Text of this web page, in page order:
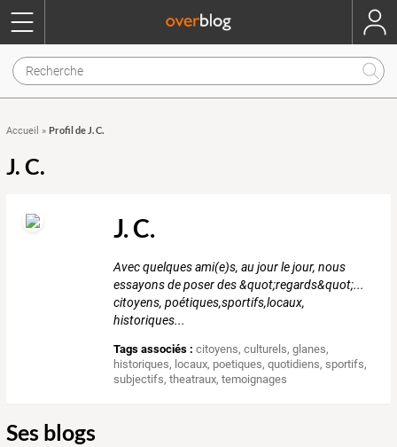
Accueil » Profil de J. C.
J. C.
J. C.
Avec quelques ami(e)s, au jour le jour, nous
essayons de poser des &quot;regards&quot;...
citoyens, poétiques,sportifs,locaux,
historiques...
Tags associés : citoyens,culturels,glanes,
historiques, locaux, poetiques,quotidiens,sportifs,
subjectifs,theatraux,temoignages
Ses blogs